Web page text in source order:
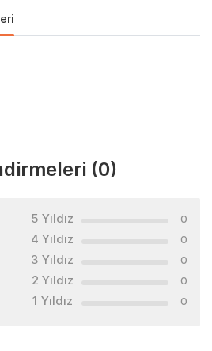
(0)
5 Yıldız 0
4 Yıldız 0
3 Yıldız 0
2 Yıldız 0
1 Yıldız 0